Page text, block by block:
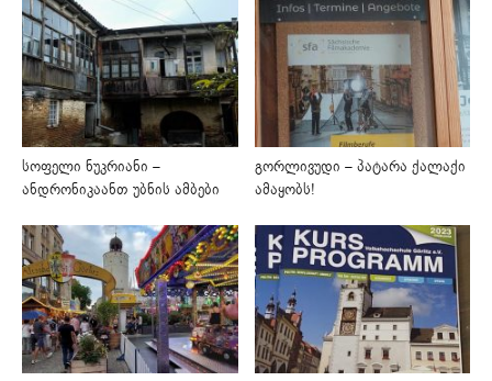
სოფელი ნუკრიანი –
ანდრონიკაანთ უბნის ამბები
გორლივუდი – პატარა ქალაქი
ამაყობს!